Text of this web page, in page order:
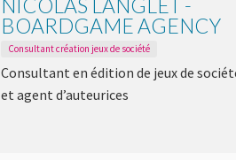
NICOLAS LANGLET -
BOARDGAME AGENCY
Consultant création jeux de société
Consultant en édition de jeux de
et agent d’auteurices